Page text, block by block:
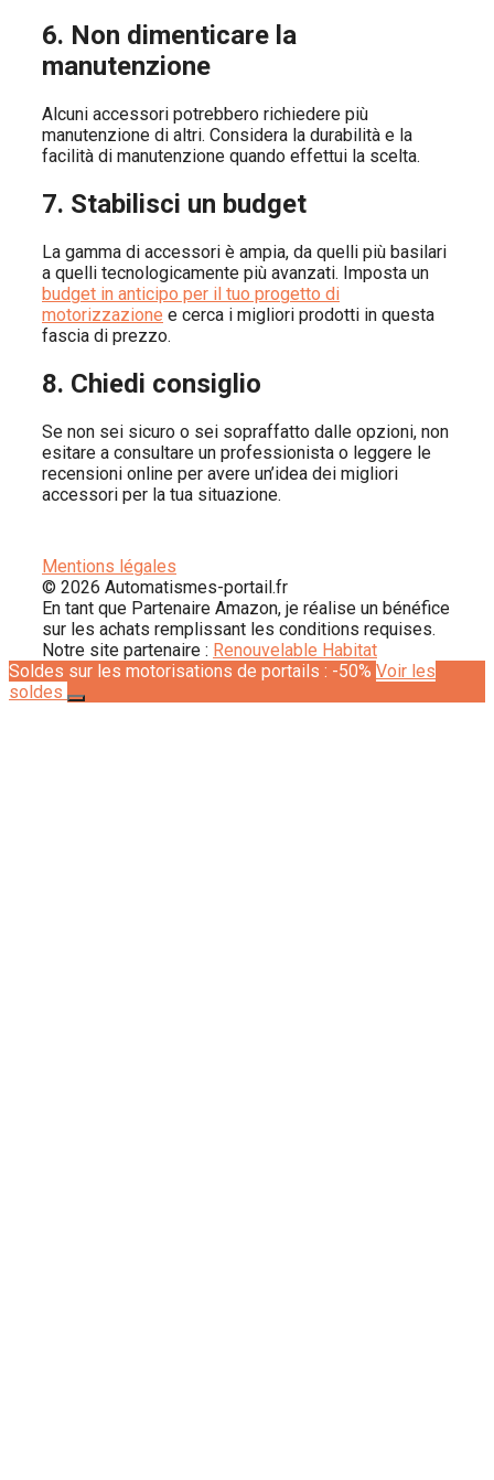
6. Non dimenticare la
manutenzione
Alcuni accessori potrebbero richiedere più
manutenzione di altri. Considera la durabilità e la
facilità di manutenzione quando effettui la scelta.
7. Stabilisci un budget
La gamma di accessori è ampia, da quelli più basilari
a quelli tecnologicamente più avanzati. Imposta un
budget in anticipo per il tuo progetto di
motorizzazione e cerca i migliori prodotti in questa
fascia di prezzo.
8. Chiedi consiglio
Se non sei sicuro o sei sopraffatto dalle opzioni, non
esitare a consultare un professionista o leggere le
recensioni online per avere un’idea dei migliori
accessori per la tua situazione.
Mentions légales
© 2026 Automatismes-portail.fr
En tant que Partenaire Amazon, je réalise un bénéfice
sur les achats remplissant les conditions requises.
Notre site partenaire : Renouvelable Habitat
Soldes sur les motorisations de portails : -50% Voir les
soldes